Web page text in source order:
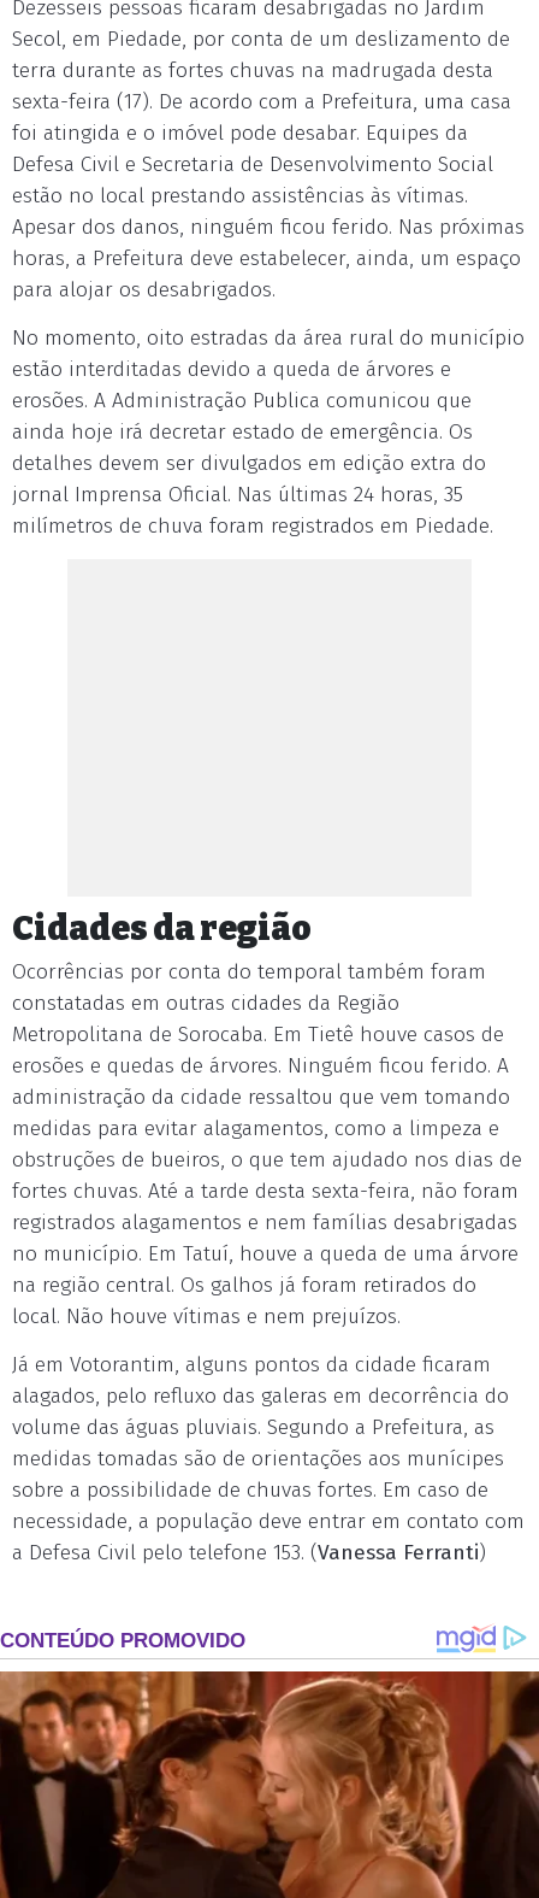
Dezesseis pessoas ficaram desabrigadas no Jardim
Secol, em Piedade, por conta de um deslizamento de
terra durante as fortes chuvas na madrugada desta
sexta-feira (17). De acordo com a Prefeitura, uma casa
foi atingida e o imóvel pode desabar. Equipes da
Defesa Civil e Secretaria de Desenvolvimento Social
estão no local prestando assistências às vítimas.
Apesar dos danos, ninguém ficou ferido. Nas próximas
horas, a Prefeitura deve estabelecer, ainda, um espaço
para alojar os desabrigados.
No momento, oito estradas da área rural do município
estão interditadas devido a queda de árvores e
erosões. A Administração Publica comunicou que
ainda hoje irá decretar estado de emergência. Os
detalhes devem ser divulgados em edição extra do
jornal Imprensa Oficial. Nas últimas 24 horas, 35
milímetros de chuva foram registrados em Piedade.
Cidades da região
Ocorrências por conta do temporal também foram
constatadas em outras cidades da Região
Metropolitana de Sorocaba. Em Tietê houve casos de
erosões e quedas de árvores. Ninguém ficou ferido. A
administração da cidade ressaltou que vem tomando
medidas para evitar alagamentos, como a limpeza e
obstruções de bueiros, o que tem ajudado nos dias de
fortes chuvas. Até a tarde desta sexta-feira, não foram
registrados alagamentos e nem famílias desabrigadas
no município. Em Tatuí, houve a queda de uma árvore
na região central. Os galhos já foram retirados do
local. Não houve vítimas e nem prejuízos.
Já em Votorantim, alguns pontos da cidade ficaram
alagados, pelo refluxo das galeras em decorrência do
volume das águas pluviais. Segundo a Prefeitura, as
medidas tomadas são de orientações aos munícipes
sobre a possibilidade de chuvas fortes. Em caso de
necessidade, a população deve entrar em contato com
a Defesa Civil pelo telefone 153. (Vanessa Ferranti)